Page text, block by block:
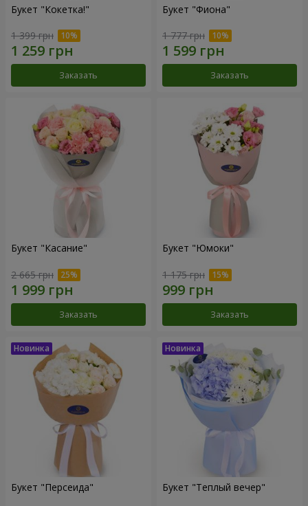
Букет "Кокетка!"
1 399 грн
Заказать
Букет "Фиона"
1 777 грн
Заказать
Букет "Касание"
2 665 грн
Заказать
Букет "Юмоки"
1 175 грн
Заказать
Букет "Персеида" Букет "Теплый вечер"